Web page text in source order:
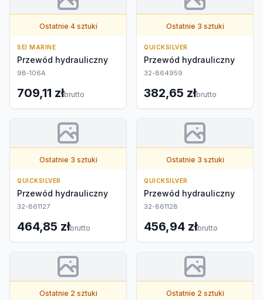
Ostatnie 4 sztuki
SEI MARINE
Przewód hydrauliczny
9B-106A
709,11 złbrutto
Ostatnie 3 sztuki
QUICKSILVER
Przewód hydrauliczny
32-864959
382,65 złbrutto
Ostatnie 3 sztuki
QUICKSILVER
Przewód hydrauliczny
32-861127
464,85 złbrutto
Ostatnie 3 sztuki
QUICKSILVER
Przewód hydrauliczny
32-861128
456,94 złbrutto
Ostatnie 2 sztuki Ostatnie 2 sztuki